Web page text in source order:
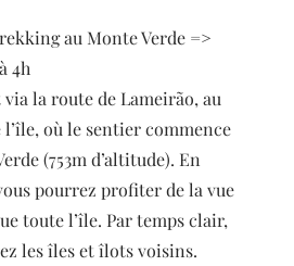
au Monte Verde =>
4h
la route de Lameirão, au
où le sentier commence
(753m d’altitude). En
pourrez profiter de la vue
toute l’île. Par temps clair,
les îles et îlots voisins.